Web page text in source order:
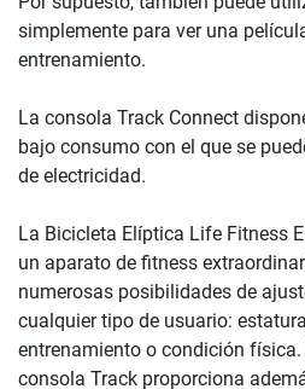
simplemente para ver una
entrenamiento.
La consola Track Connect
bajo consumo con el que se
de electricidad.
La Bicicleta Elíptica Life Fitness
un aparato de fitness
numerosas posibilidades de
cualquier tipo de usuario:
entrenamiento o condición
consola Track proporciona